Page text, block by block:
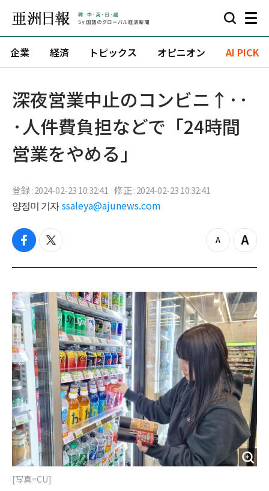
企業 経済 トピックス オピニオン AI PICK
深夜営業中止のコンビニ↑··
·人件費負担などで「24時間
営業をやめる」
登録 : 2024-02-23 10:32:41 修正 : 2024-02-23 10:32:41
양정미 기자 ssaleya@ajunews.com
f
c
b
o
o
k
t
i
t
z
o
o
u
t
Z
o
i
n
[写真=CU]